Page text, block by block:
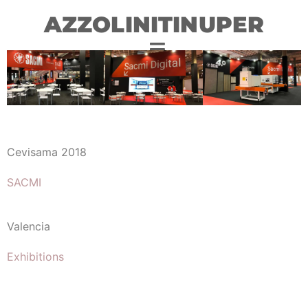
AZZOLINITINUPER
Cevisama 2018
SACMI
Valencia
Exhibitions